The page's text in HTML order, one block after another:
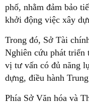
phố, nhằm đảm bảo
khởi động việc xây
Trong đó, Sở Tài
Nghiên cứu phát triển
vị tư vấn có đủ năng
dựng, điều hành
Phía Sở Văn hóa và